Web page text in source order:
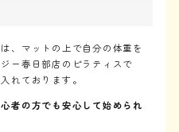
、マットの上で自分の体重を
ー春日部店のピラティスで
れております。
者の方でも安心して始められ